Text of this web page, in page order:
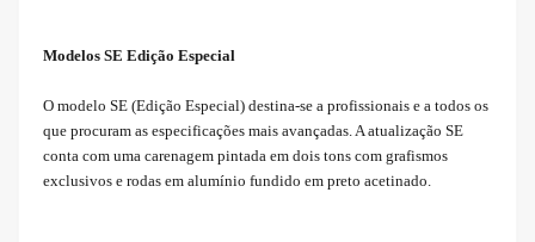
Modelos SE Edição Especial
O modelo SE (Edição Especial) destina-se a profissionais e a todos os
que procuram as especificações mais avançadas. A atualização SE
conta com uma carenagem pintada em dois tons com grafismos
exclusivos e rodas em alumínio fundido em preto acetinado.